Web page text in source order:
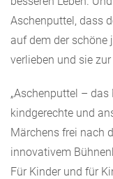
Aschenputtel, dass
auf dem der schöne
verlieben und sie
„Aschenputtel –
kindgerechte und
Märchens frei nach
innovativem
Für Kinder und für